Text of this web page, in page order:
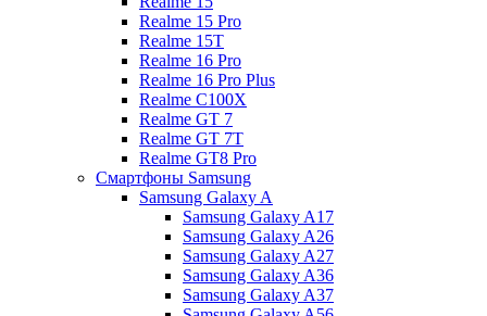
Realme 15 Pro
Realme 15T
Realme 16 Pro
Realme 16 Pro Plus
Realme C100X
Realme GT 7
Realme GT 7T
Realme GT8 Pro
Смартфоны Samsung
Samsung Galaxy A
Samsung Galaxy A17
Samsung Galaxy A26
Samsung Galaxy A27
Samsung Galaxy A36
Samsung Galaxy A37